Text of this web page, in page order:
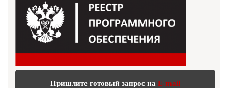
Пришлите готовый запрос на E-mail